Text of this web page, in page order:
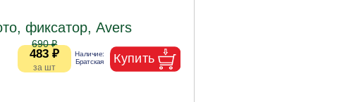
фиксатор, Avers
483 ₽
690 ₽